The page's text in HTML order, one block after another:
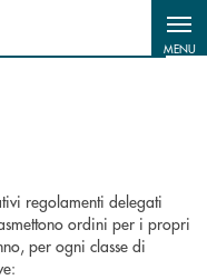
MENU
regolamenti delegati
ordini per i propri
per ogni classe di